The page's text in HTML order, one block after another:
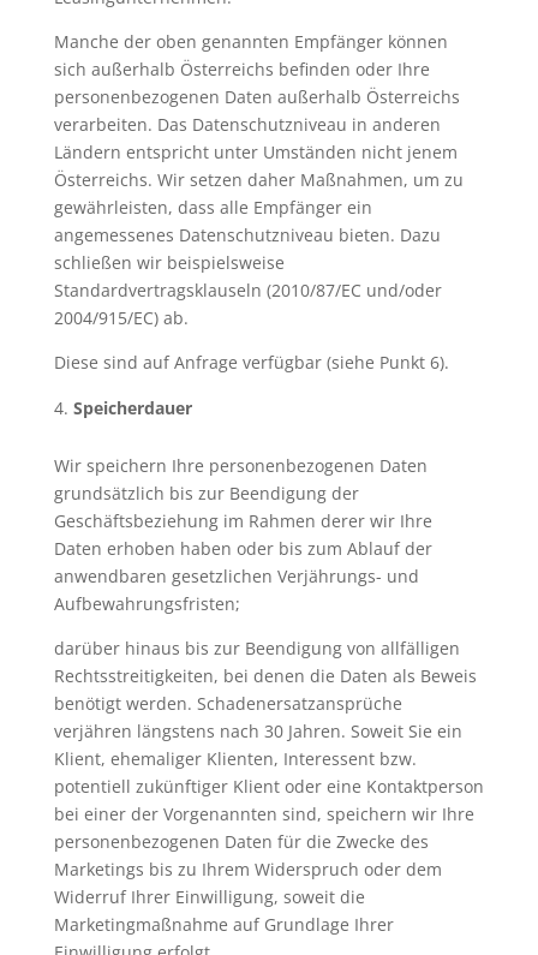
Manche der oben genannten Empfänger können
sich außerhalb Österreichs befinden oder Ihre
personenbezogenen Daten außerhalb Österreichs
verarbeiten. Das Datenschutzniveau in anderen
Ländern entspricht unter Umständen nicht jenem
Österreichs. Wir setzen daher Maßnahmen, um zu
gewährleisten, dass alle Empfänger ein
angemessenes Datenschutzniveau bieten. Dazu
schließen wir beispielsweise
Standardvertragsklauseln (2010/87/EC und/oder
2004/915/EC) ab.
Diese sind auf Anfrage verfügbar (siehe Punkt 6).
Speicherdauer
Wir speichern Ihre personenbezogenen Daten
grundsätzlich bis zur Beendigung der
Geschäftsbeziehung im Rahmen derer wir Ihre
Daten erhoben haben oder bis zum Ablauf der
anwendbaren gesetzlichen Verjährungs- und
Aufbewahrungsfristen;
darüber hinaus bis zur Beendigung von allfälligen
Rechtsstreitigkeiten, bei denen die Daten als Beweis
benötigt werden. Schadenersatzansprüche
verjähren längstens nach 30 Jahren. Soweit Sie ein
Klient, ehemaliger Klienten, Interessent bzw.
potentiell zukünftiger Klient oder eine Kontaktperson
bei einer der Vorgenannten sind, speichern wir Ihre
personenbezogenen Daten für die Zwecke des
Marketings bis zu Ihrem Widerspruch oder dem
Widerruf Ihrer Einwilligung, soweit die
Marketingmaßnahme auf Grundlage Ihrer